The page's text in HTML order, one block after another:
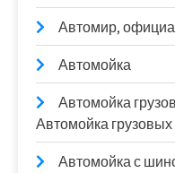
Автомир,
Автомойка
Автомойка
Автомойка
Автомойка с